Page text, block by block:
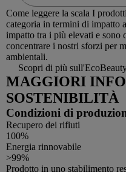
Come leggere la scala I
categoria in termini di impatto
impatto tra i più elevati e
concentrare i nostri sforzi per
ambientali.
Scopri di più
MAGGIORI
SOSTENIBILITÀ
Condizioni di
Recupero dei rifiuti
100%
Energia rinnovabile
>99%
Prodotto in uno stabilimento